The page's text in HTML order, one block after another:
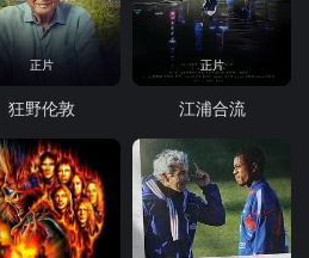
正片
狂野伦敦
正片
江浦合流